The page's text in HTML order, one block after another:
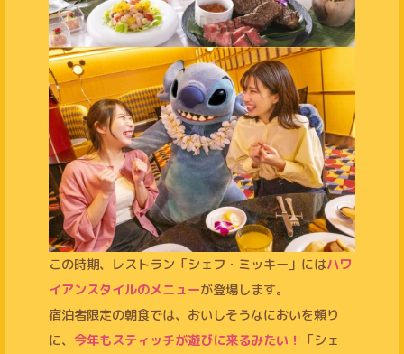
この時期、レストラン「シェフ・ミッキー」にはハワ
イアンスタイルのメニューが登場します。
宿泊者限定の朝食では、おいしそうなにおいを頼り
に、 今年もスティッチが遊びに来るみたい！ 「シェ